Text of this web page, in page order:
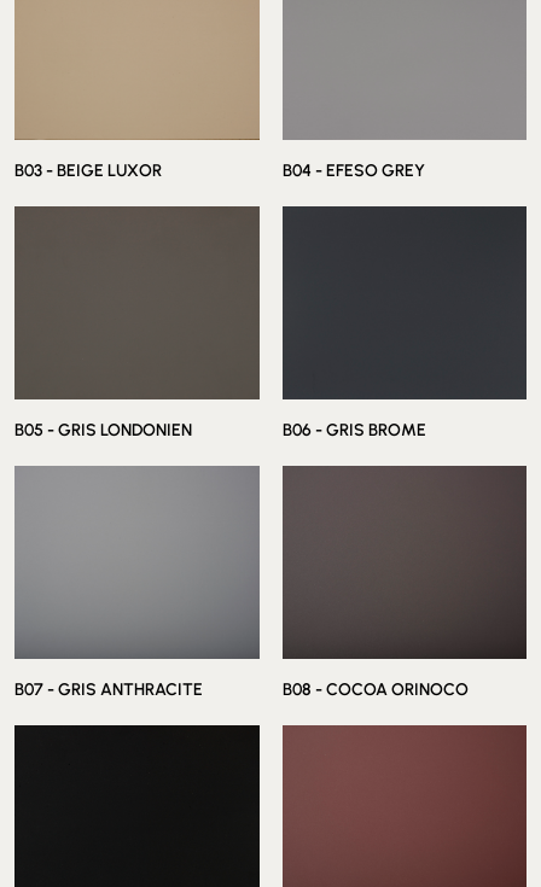
B03 - BEIGE LUXOR B04 - EFESO GREY
B05 - GRIS LONDONIEN B06 - GRIS BROME
B07 - GRIS ANTHRACITE B08 - COCOA ORINOCO